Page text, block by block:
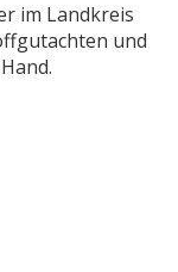
und
im Landkreis
und